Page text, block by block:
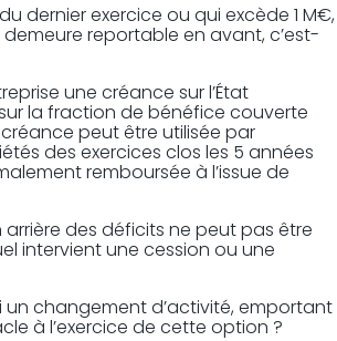
dernier exercice ou qui excède 1 M€,
reportable en avant, c’est-
une créance sur l’État
la fraction de bénéfice couverte
peut être utilisée par
des exercices clos les 5 années
remboursée à l’issue de
des déficits ne peut pas être
intervient une cession ou une
un changement d’activité, emportant
à l’exercice de cette option ?